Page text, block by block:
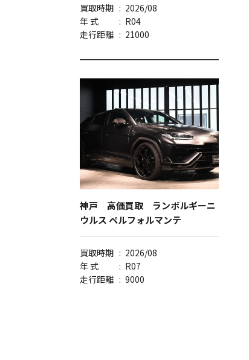
買取時期 : 2026/08
年 式
: R04
走行距離 : 21000
神戸 高価買取 ランボルギーニ
ウルス ペルフォルマンテ
買取時期 : 2026/08
年 式
: R07
走行距離 : 9000